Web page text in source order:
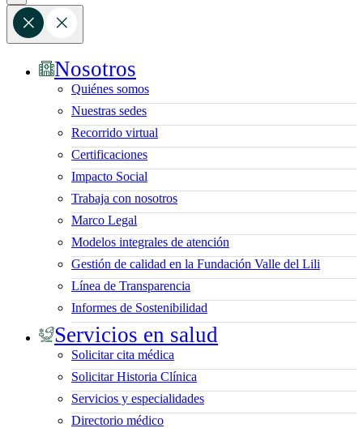
Nosotros
Quiénes somos
Nuestras sedes
Recorrido virtual
Certificaciones
Impacto Social
Trabaja con nosotros
Marco Legal
Modelos integrales de atención
Gestión de calidad en la Fundación Valle del Lili
Línea de Transparencia
Informes de Sostenibilidad
Servicios en salud
Solicitar cita médica
Solicitar Historia Clínica
Servicios y especialidades
Directorio médico